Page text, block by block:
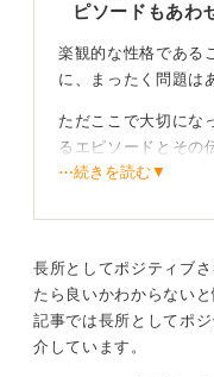
ピソードもあわ
楽観的な性格である
に、まったく問題は
ただここで大切にな
るエピソードとその
たとえば、「気にし
ない」「寝たら忘れ
あまり良い印象を残
⋯続きを読む▼
長所としてポジティブ
たら良いかわからない
記事では長所としてポ
介しています。